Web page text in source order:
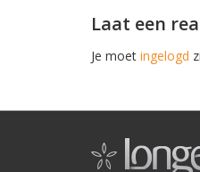
Laat een
Je moet ingelogd